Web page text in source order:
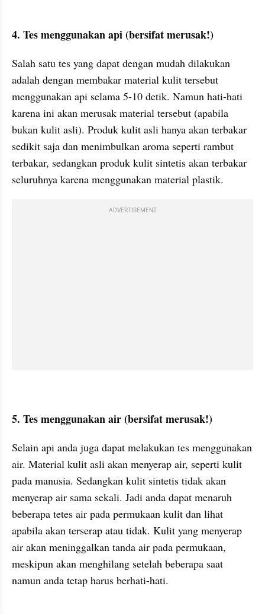
4. Tes menggunakan api (bersifat merusak!)
Salah satu tes yang dapat dengan mudah dilakukan
adalah dengan membakar material kulit tersebut
menggunakan api selama 5-10 detik. Namun hati-hati
karena ini akan merusak material tersebut (apabila
bukan kulit asli). Produk kulit asli hanya akan terbakar
sedikit saja dan menimbulkan aroma seperti rambut
terbakar, sedangkan produk kulit sintetis akan terbakar
seluruhnya karena menggunakan material plastik.
ADVERTISEMENT
5. Tes menggunakan air (bersifat merusak!)
Selain api anda juga dapat melakukan tes menggunakan
air. Material kulit asli akan menyerap air, seperti kulit
pada manusia. Sedangkan kulit sintetis tidak akan
menyerap air sama sekali. Jadi anda dapat menaruh
beberapa tetes air pada permukaan kulit dan lihat
apabila akan terserap atau tidak. Kulit yang menyerap
air akan meninggalkan tanda air pada permukaan,
meskipun akan menghilang setelah beberapa saat
namun anda tetap harus berhati-hati.